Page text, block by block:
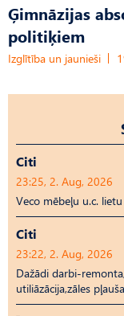
Ģimnāzijas
politiķiem
Izglītība un jaunieši
Citi
23:25, 2. Aug, 2026
Veco mēbeļu u.c.
Citi
23:22, 2. Aug, 2026
Dažādi darbi-
utiliāzācija,zāles